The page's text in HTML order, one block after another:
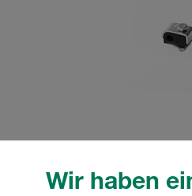
Wir haben